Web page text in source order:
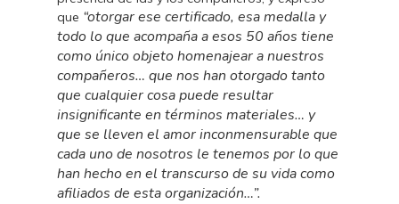
que “otorgar ese certificado, esa medalla y
todo lo que acompaña a esos 50 años tiene
como único objeto homenajear a nuestros
compañeros… que nos han otorgado tanto
que cualquier cosa puede resultar
insignificante en términos materiales… y
que se lleven el amor inconmensurable que
cada uno de nosotros le tenemos por lo que
han hecho en el transcurso de su vida como
afiliados de esta organización…”.